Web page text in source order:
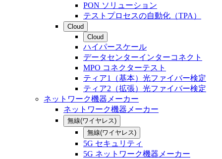
PON ソリューション
テストプロセスの自動化（TPA）
Cloud
Cloud
ハイパースケール
データセンターインターコネクト
MPO コネクターテスト
ティア1（基本）光ファイバー検定
ティア2（拡張）光ファイバー検定
ネットワーク機器メーカー
ネットワーク機器メーカー
無線(ワイヤレス)
無線(ワイヤレス)
5G セキュリティ
5G ネットワーク機器メーカー